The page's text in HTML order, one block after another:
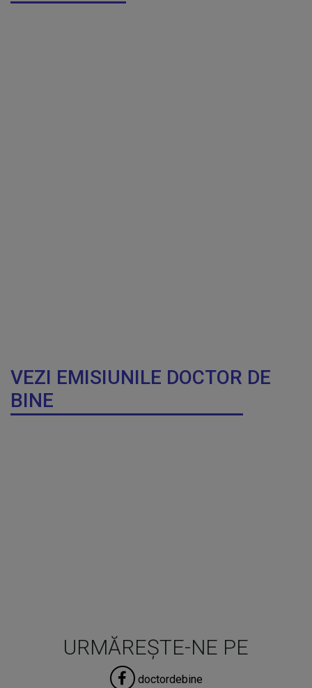
VEZI EMISIUNILE DOCTOR DE
BINE
URMĂREȘTE-NE PE
doctordebine